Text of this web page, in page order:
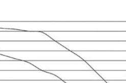
max. 5gr/l só koncetrációig. Műszaki
-
Tápfeszültség: 230 V